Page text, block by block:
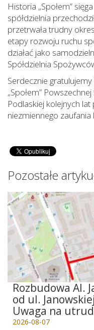
Historia „Społem”
spółdzielnia
przetrwała trudny
etapy rozwoju ruchu
działać jako
Spółdzielnia
Serdecznie
„Społem”
Podlaskiej kolejnych
niezmiennego
Pozostałe
Rozbudowa Al.
od ul.
Uwaga na
2026-08-07